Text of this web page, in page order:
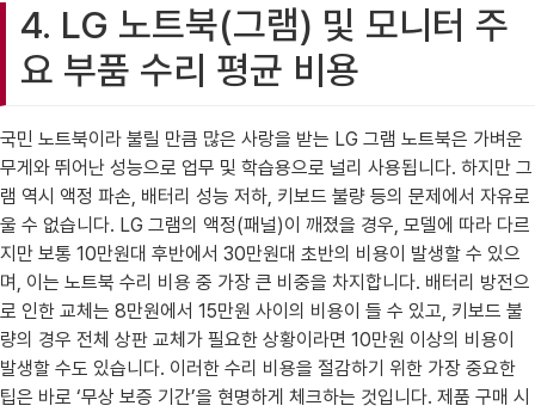
4. LG 노트북(그램) 및 모니터 주
요 부품 수리 평균 비용
국민 노트북이라 불릴 만큼 많은 사랑을 받는 LG 그램 노트북은 가벼운
무게와 뛰어난 성능으로 업무 및 학습용으로 널리 사용됩니다. 하지만 그
램 역시 액정 파손, 배터리 성능 저하, 키보드 불량 등의 문제에서 자유로
울 수 없습니다. LG 그램의 액정(패널)이 깨졌을 경우, 모델에 따라 다르
지만 보통 10만원대 후반에서 30만원대 초반의 비용이 발생할 수 있으
며, 이는 노트북 수리 비용 중 가장 큰 비중을 차지합니다. 배터리 방전으
로 인한 교체는 8만원에서 15만원 사이의 비용이 들 수 있고, 키보드 불
량의 경우 전체 상판 교체가 필요한 상황이라면 10만원 이상의 비용이
발생할 수도 있습니다. 이러한 수리 비용을 절감하기 위한 가장 중요한
팁은 바로 ‘무상 보증 기간’을 현명하게 체크하는 것입니다. 제품 구매 시